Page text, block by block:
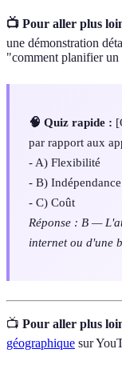
📺 Pour aller plus
une démonstration
"comment planifier un
🧠 Quiz rapide :
par rapport aux
- A) Flexibilité
- B)
- C) Coût
Réponse : B —
internet ou d'une
📺 Pour aller plus
géographique sur